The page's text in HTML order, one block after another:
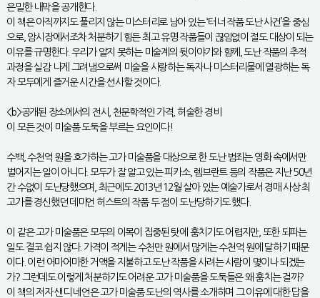
은밀한 내막을 공개한다.
이 책은 아직까지도 풀리지 않는 미스터리로 남아 있는 ‘터너 작품 도난 사건’을 중심
으로, 암시장에서조차 처분하기 힘든 최고 유명 작품들이 끊임없이 절도 대상이 되는
이유를 규명한다. 우리가 알지 못하는 미술계의 뒷이야기와 함께, 도난 작품의 추적
과정을 실감 나게 그려냄으로써 미술을 사랑하는 독자나 미스터리물에 열광하는 독
자 모두에게 즐거운 시간을 선사할 것이다.
<b>공개된 장소에서의 전시, 천문학적인 가격, 허술한 경비
이 모든 것이 미술품 도둑을 부르는 요인이다!
수백, 수천억 원을 호가하는 고가 미술품을 대상으로 한 도난 범죄는 영화 속에서만
벌어지는 일이 아니다. 모두가 잘 알고 있는 피카소, 렘브란트 등의 작품은 지난 50년
간 수없이 도난당했으며, 최근에도 2013년 12월 살아 있는 예술가로서 경매 사상 최
고가를 경신했던 데미언 허스트의 작품 두 점이 도난당하기도 했다.
이 같은 고가 미술품은 모두의 이목이 집중된 탓에 훔치기도 어렵지만, 또한 되파는
일도 결코 쉽지 않다. 가격이 적게는 수천만 원에서 많게는 수천억 원에 달하기 때문
이다. 이런 어마어마한 거액을 지불하고 도난 작품을 사려는 사람이 몇이나 되겠는
가? 그런데도 이렇게 처분하기도 어려운 고가 미술품을 도둑들은 왜 훔치는 걸까?
이 책의 저자 샌디 네언은 고가 미술품 도난의 역사를 소개하며 그 이유에 대한 답을